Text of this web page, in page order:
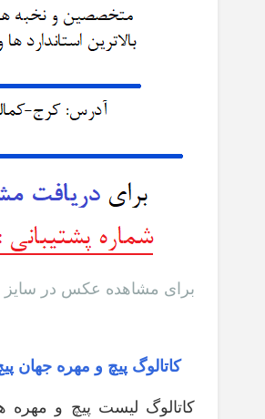
برای مشاهده عکس در سایز
کاتالوگ پیچ و مهره جهان
کاتالوگ لیست پیچ و مهره